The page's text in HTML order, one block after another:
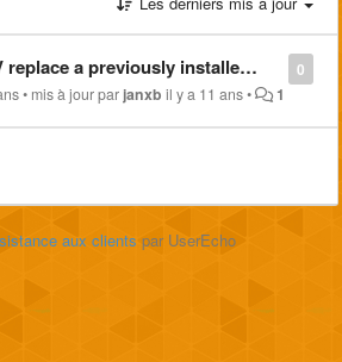
0
a previously installed equivalent?
• mis à jour par janxb il y a 11 ans• 1
aux clients par UserEcho